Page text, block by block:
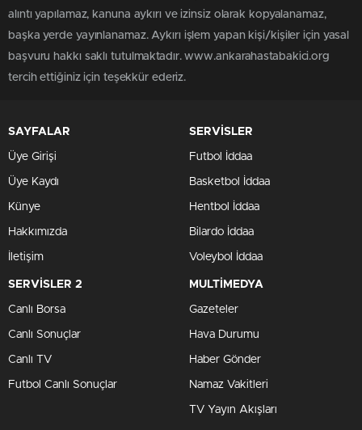
alıntı yapılamaz, kanuna aykırı ve izinsiz olarak kopyalanamaz,
başka yerde yayınlanamaz. Aykırı işlem yapan kişi/kişiler için yasal
başvuru hakkı saklı tutulmaktadır. www.ankarahastabakici.org
tercih ettiğiniz için teşekkür ederiz.
SAYFALAR
Üye Girişi
Üye Kaydı
Künye
Hakkımızda
İletişim
SERVİSLER
Futbol İddaa
Basketbol İddaa
Hentbol İddaa
Bilardo İddaa
Voleybol İddaa
SERVİSLER 2
Canlı Borsa
Canlı Sonuçlar
Canlı TV
Futbol Canlı Sonuçlar
MULTİMEDYA
Gazeteler
Hava Durumu
Haber Gönder
Namaz Vakitleri
TV Yayın Akışları